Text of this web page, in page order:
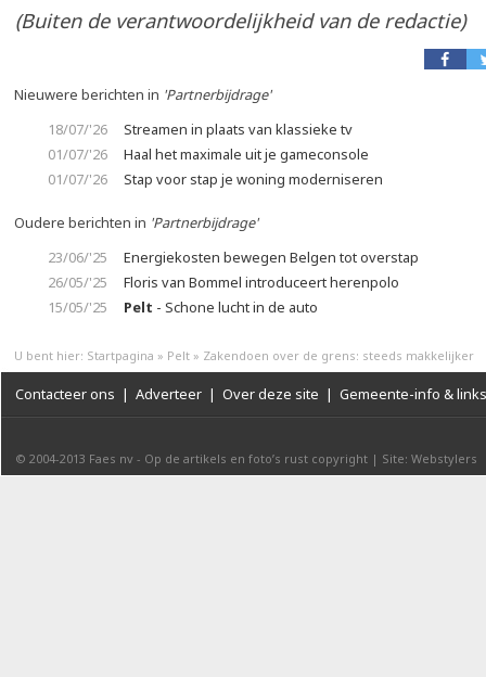
(Buiten de verantwoordelijkheid van de redactie)
Nieuwere berichten in 'Partnerbijdrage'
18/07/'26
Streamen in plaats van klassieke tv
01/07/'26
Haal het maximale uit je gameconsole
01/07/'26
Stap voor stap je woning moderniseren
Oudere berichten in 'Partnerbijdrage'
23/06/'25
Energiekosten bewegen Belgen tot overstap
26/05/'25
Floris van Bommel introduceert herenpolo
15/05/'25
Pelt - Schone lucht in de auto
U bent hier: Startpagina » Pelt » Zakendoen over de grens: steeds makkelijker
Contacteer ons | Adverteer | Over deze site | Gemeente-info & links
© 2004-2013 Faes nv - Op de artikels en foto’s rust copyright | Site: Webstylers